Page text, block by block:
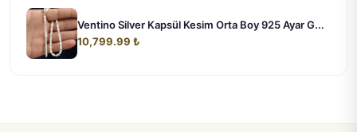
Ventino Silver Kapsül Kesim Orta Boy 925 Ayar G...
10,799.99 ₺